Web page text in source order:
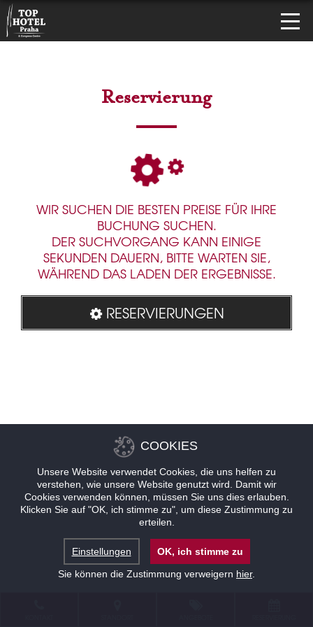
Reservierung
WIR SUCHEN DIE BESTEN PREISE FÜR IHRE
BUCHUNG SUCHEN.
DER SUCHVORGANG KANN EINIGE
SEKUNDEN DAUERN, BITTE WARTEN SIE,
WÄHREND DAS LADEN DER ERGEBNISSE.
RESERVIERUNGEN
COOKIES
Unsere Website verwendet Cookies, die uns helfen zu
verstehen, wie unsere Website genutzt wird. Damit wir
Cookies verwenden können, müssen Sie uns dies erlauben.
Klicken Sie auf "OK, ich stimme zu", um diese Zustimmung zu
erteilen.
Einstellungen
OK, ich stimme zu
Sie können die Zustimmung verweigern hier.